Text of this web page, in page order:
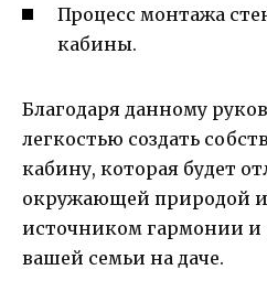
Процесс монтажа
кабины.
Благодаря данному
легкостью создать
кабину, которая будет
окружающей природой
источником гармонии и
вашей семьи на даче.